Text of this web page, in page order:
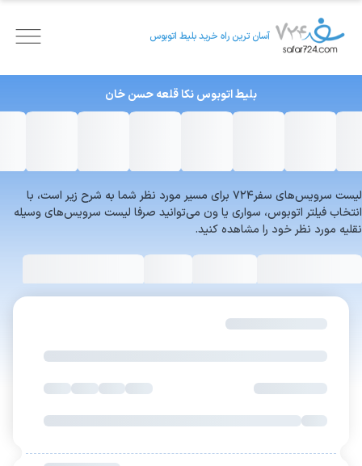
آسان ترین راه خرید بلیط اتوبوس
بلیط اتوبوسنکاقلعه حسن خان
لیست سرویس‌های سفر۷۲۴ برای مسیر مورد نظر شما به شرح زیر است، با
انتخاب فیلتر اتوبوس، سواری یا ون می‌توانید صرفا لیست سرویس‌های وسیله
نقلیه مورد نظر خود را مشاهده کنید.